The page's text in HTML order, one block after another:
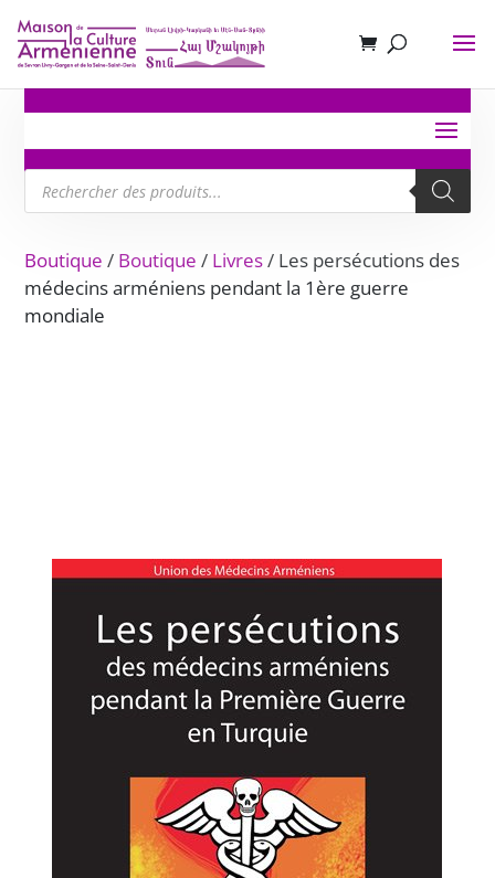
Recherche
de
produits
Boutique / Boutique / Livres/ Les persécutions des
médecins arméniens pendant la 1ère guerre
mondiale